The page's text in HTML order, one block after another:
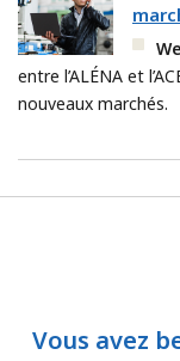
entre l’ALÉNA et
nouveaux marchés.
Vous avez